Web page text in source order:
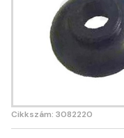
Cikkszám: 3082220